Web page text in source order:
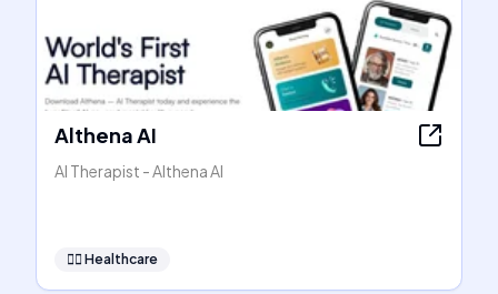
Althena AI
AI Therapist - Althena AI
👩‍⚕️ Healthcare